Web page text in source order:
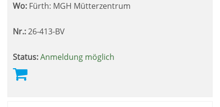
Wo: Fürth: MGH Mütterzentrum
Nr.:26-413-BV
Status:Anmeldung möglich